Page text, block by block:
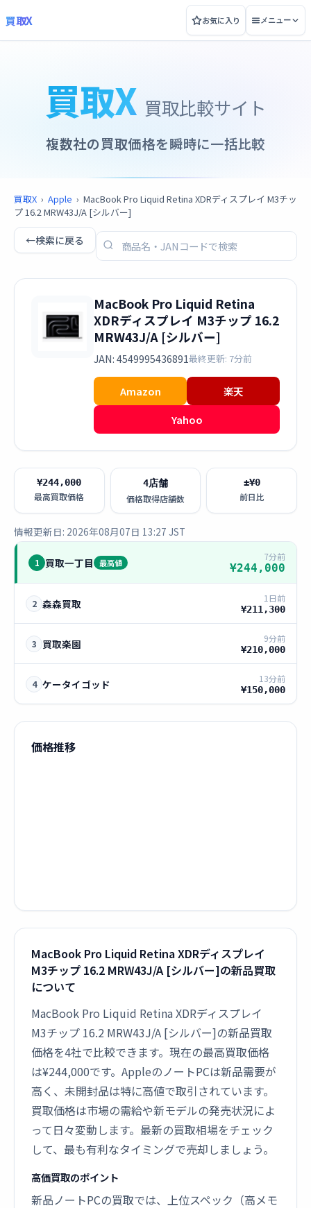
買取X お気に入り メニュー
買取X 買取比較サイト
複数社の買取価格を瞬時に一括比較
買取X › Apple › MacBook Pro Liquid Retina XDRディスプレイ M3チッ
プ 16.2 MRW43J/A [シルバー]
←検索に戻る
MacBook Pro Liquid Retina
XDRディスプレイ M3チップ 16.2
MRW43J/A [シルバー]
JAN: 4549995436891最終更新: 7分前
Amazon
楽天
Yahoo
¥244,000
最高買取価格
4店舗
価格取得店舗数
±¥0
前日比
情報更新日: 2026年08月07日 13:27 JST
1 買取一丁目 最高値
7分前
¥244,000
2 森森買取 1日前
¥211,300
3 買取楽園 9分前
¥210,000
4 ケータイゴッド 13分前
¥150,000
価格推移
MacBook Pro Liquid Retina XDRディスプレイ
M3チップ 16.2 MRW43J/A [シルバー]の新品買取
について
MacBook Pro Liquid Retina XDRディスプレイ
M3チップ 16.2 MRW43J/A [シルバー]の新品買取
価格を4社で比較できます。現在の最高買取価格
は¥244,000です。AppleのノートPCは新品需要が
高く、未開封品は特に高値で取引されています。
買取価格は市場の需給や新モデルの発売状況によ
って日々変動します。最新の買取相場をチェック
して、最も有利なタイミングで売却しましょう。
高価買取のポイント
新品ノートPCの買取では、上位スペック（高メモ